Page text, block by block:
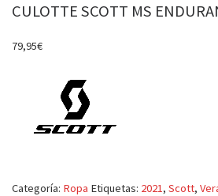
CULOTTE SCOTT MS
79,95€
Categoría: Ropa Etiquetas: 2021, Scott,